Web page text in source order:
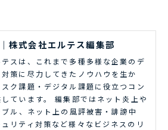
株式会社エルテス編集部
スは、これまで多種多様な企業のデ
策に尽力してきたノウハウを生か
ク課題・デジタル課題に役立つコン
ています。 編集部ではネット炎上や
ル、ネット上の風評被害・誹謗中
リティ対策など様々なビジネスのリ